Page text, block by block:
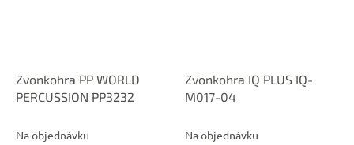
Zvonkohra PP WORLD
PERCUSSION PP3232
Na objednávku
Zvonkohra IQ PLUS IQ-
M017-04
Na objednávku